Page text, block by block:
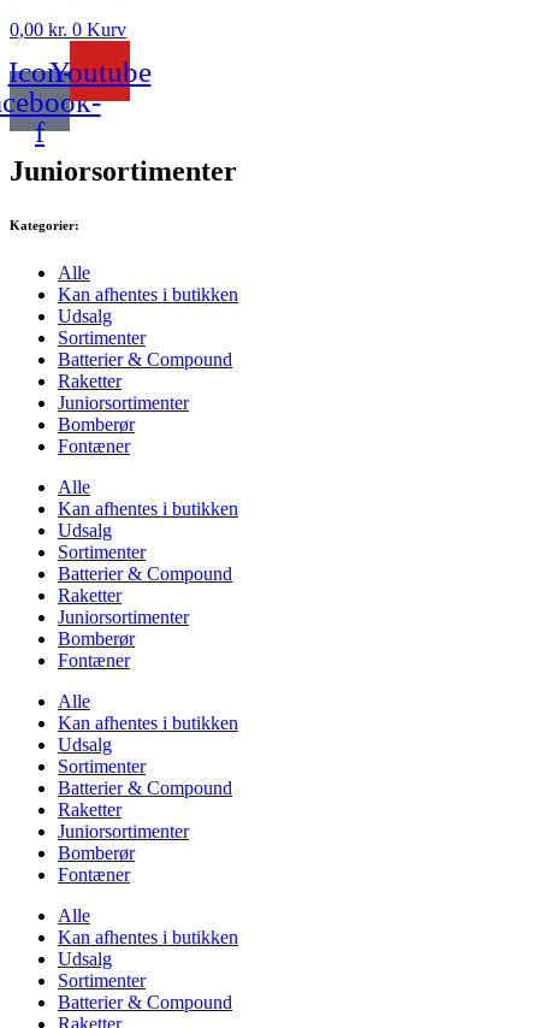
0,00 kr. 0 Kurv
Icon-
f
Youtube
Juniorsortimenter
Kategorier:
Alle
Kan afhentes i butikken
Udsalg
Sortimenter
Batterier & Compound
Raketter
Juniorsortimenter
Bomberør
Fontæner
Alle
Kan afhentes i butikken
Udsalg
Sortimenter
Batterier & Compound
Raketter
Juniorsortimenter
Bomberør
Fontæner
Alle
Kan afhentes i butikken
Udsalg
Sortimenter
Batterier & Compound
Raketter
Juniorsortimenter
Bomberør
Fontæner
Alle
Kan afhentes i butikken
Udsalg
Sortimenter
Batterier & Compound
Raketter